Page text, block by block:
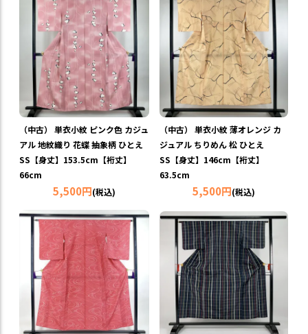
（中古） 単衣小紋 ピンク色 カジュ
アル 地紋織り 花蝶 抽象柄 ひとえ
SS【身丈】153.5cm【裄丈】
66cm
5,500円(税込)
（中古） 単衣小紋 薄オレンジ カ
ジュアル ちりめん 松 ひとえ
SS【身丈】146cm【裄丈】
63.5cm
5,500円(税込)